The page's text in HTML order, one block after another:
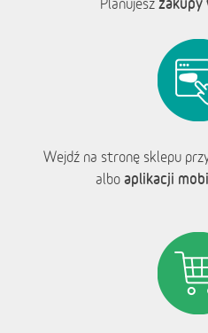
Planujesz
Wejdź na stronę sklepu
albo aplikacji